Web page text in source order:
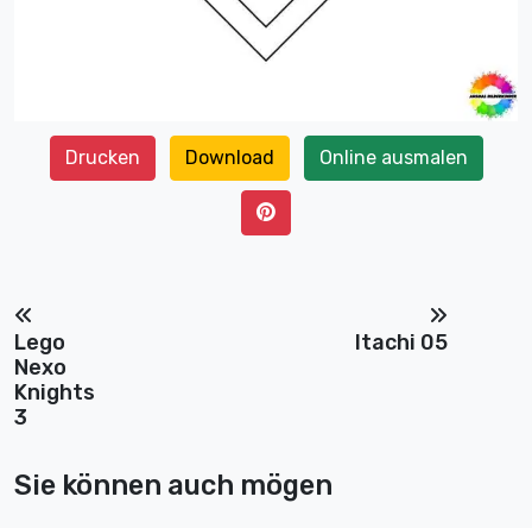
Drucken Download Online ausmalen
Lego
Nexo
Knights
3
Itachi 05
Sie können auch mögen